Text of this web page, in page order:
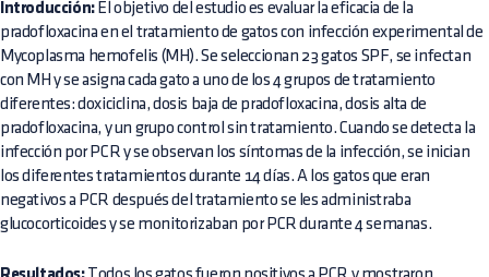
Introducción:El objetivo del estudio es evaluar la eficacia de la
pradofloxacina en el tratamiento de gatos con infección experimental de
Mycoplasma hemofelis (MH). Se seleccionan 23 gatos SPF, se infectan
con MH y se asigna cada gato a uno de los 4 grupos de tratamiento
diferentes: doxiciclina, dosis baja de pradofloxacina, dosis alta de
pradofloxacina, y un grupo control sin tratamiento. Cuando se detecta la
infección por PCR y se observan los síntomas de la infección, se inician
los diferentes tratamientos durante 14 días. A los gatos que eran
negativos a PCR después del tratamiento se les administraba
glucocorticoides y se monitorizaban por PCR durante 4 semanas.